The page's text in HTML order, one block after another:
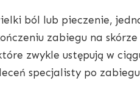
ból lub pieczenie,
zabiegu na skórze
zwykle ustępują w
specjalisty po